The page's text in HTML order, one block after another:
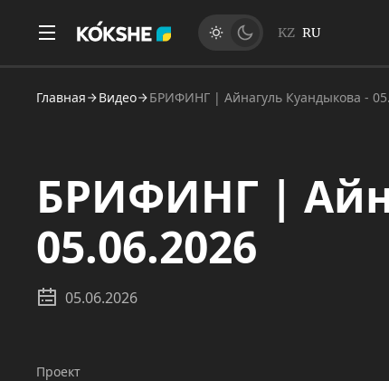
KZ RU
Главная Видео БРИФИНГ | Айнагуль Куандыкова -
БРИФИНГ |
05.06.2026
05.06.2026
Проект